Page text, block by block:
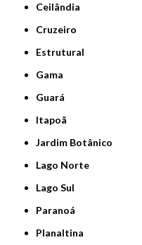
Ceilândia
Cruzeiro
Estrutural
Gama
Guará
Itapoã
Jardim Botânico
Lago Norte
Lago Sul
Paranoá
Planaltina